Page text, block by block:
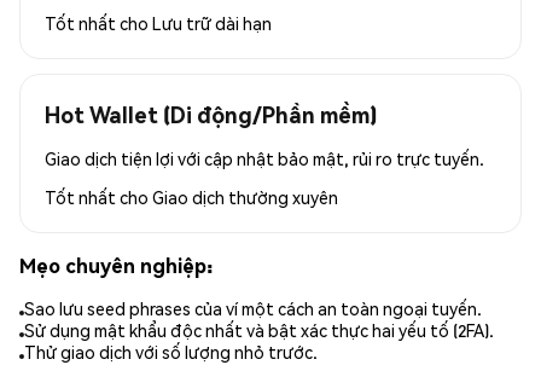
Tốt nhất cho Lưu trữ dài hạn
Hot Wallet (Di động/Phần mềm)
Giao dịch tiện lợi với cập nhật bảo mật, rủi ro trực tuyến.
Tốt nhất cho Giao dịch thường xuyên
Mẹo chuyên nghiệp:
Sao lưu seed phrases của ví một cách an toàn ngoại tuyến.
Sử dụng mật khẩu độc nhất và bật xác thực hai yếu tố (2FA).
Thử giao dịch với số lượng nhỏ trước.